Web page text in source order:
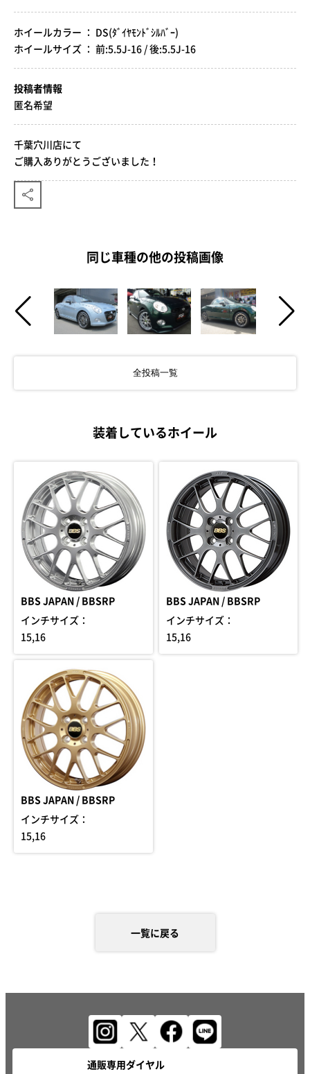
ホイールカラー ： DS(ﾀﾞｲﾔﾓﾝﾄﾞｼﾙﾊﾞｰ)
ホイールサイズ ： 前:5.5J-16 / 後:5.5J-16
投稿者情報
匿名希望
千葉穴川店にて
ご購入ありがとうございました！
同じ車種の他の投稿画像
全投稿一覧
装着しているホイール
BBS JAPAN / BBSRP
インチサイズ：
15,16
BBS JAPAN / BBSRP
インチサイズ：
15,16
BBS JAPAN / BBSRP
インチサイズ：
15,16
一覧に戻る
通販専用ダイヤル